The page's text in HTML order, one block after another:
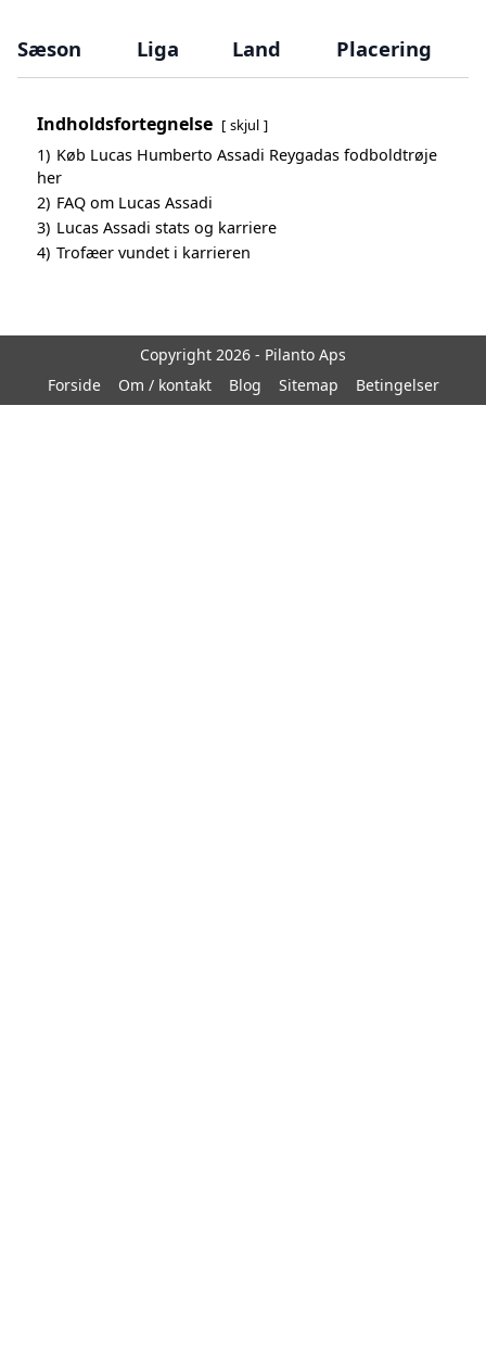
Sæson Liga Land Placering
Indholdsfortegnelse skjul
1) Køb Lucas Humberto Assadi Reygadas fodboldtrøje
her
2) FAQ om Lucas Assadi
3) Lucas Assadi stats og karriere
4) Trofæer vundet i karrieren
Copyright 2026 - Pilanto Aps
Forside
Om / kontakt Blog Sitemap Betingelser